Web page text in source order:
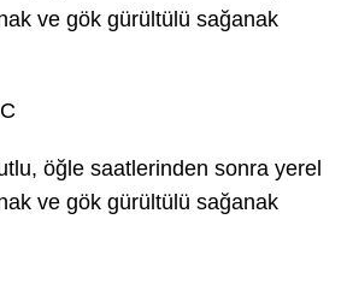
ve gök gürültülü sağanak
öğle saatlerinden sonra yerel
ve gök gürültülü sağanak